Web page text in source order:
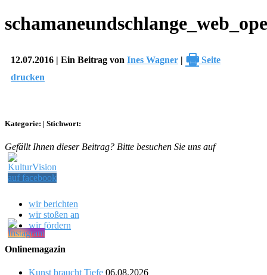
12.07.2016 | Ein Beitrag von Ines Wagner | 🖶 Seite
drucken
Kategorie: | Stichwort:
Gefällt Ihnen dieser Beitrag? Bitte besuchen Sie uns auf
wir berichten
wir stoßen an
wir fördern
Onlinemagazin
Kunst braucht Tiefe 06.08.2026